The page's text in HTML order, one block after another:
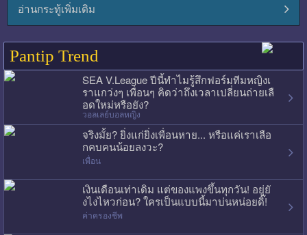
อ่านกระทู้เพิ่มเติม
Pantip Trend
SEA V.League ปีนี้ทำไมรู้สึกฟอร์มทีมหญิงเ
ราแกว่งๆ เพื่อนๆ คิดว่าถึงเวลาเปลี่ยนถ่ายเลื
อดใหม่หรือยัง?
วอลเลย์บอลหญิง
จริงมั้ย? ยิ่งแก่ยิ่งเพื่อนหาย... หรือแค่เราเลือ
กคบคนน้อยลงวะ?
เพื่อน
เงินเดือนเท่าเดิม แต่ของแพงขึ้นทุกวัน! อยู่ยั
งไงไหวก่อน? ใครเป็นแบบนี้มาบ่นหน่อยดิ๊!
ค่าครองชีพ